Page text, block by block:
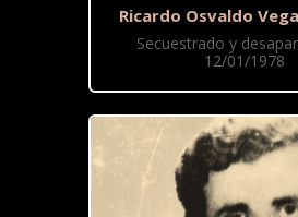
Ricardo Osvaldo
Secuestrado y
12/01/1978